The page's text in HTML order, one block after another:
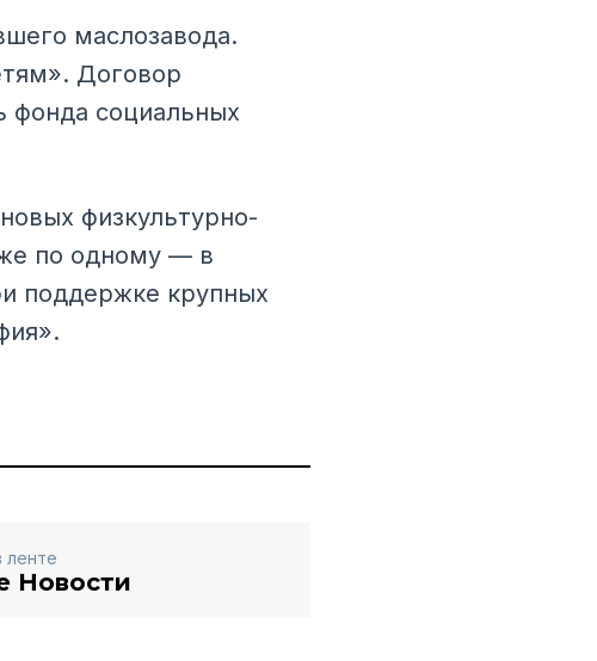
маслозавода.
Договор
фонда социальных
физкультурно-
по одному — в
поддержке крупных
ленте
Новости